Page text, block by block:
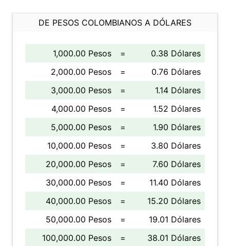
DE PESOS COLOMBIANOS A DÓLARES
1,000.00 Pesos =
0.38 Dólares
2,000.00 Pesos
=
0.76 Dólares
3,000.00 Pesos
=
1.14 Dólares
4,000.00 Pesos
=
1.52 Dólares
5,000.00 Pesos
=
1.90 Dólares
10,000.00 Pesos
=
3.80 Dólares
20,000.00 Pesos
=
7.60 Dólares
30,000.00 Pesos
=
11.40 Dólares
40,000.00 Pesos
=
15.20 Dólares
50,000.00 Pesos
=
19.01 Dólares
100,000.00 Pesos
= 38.01 Dólares